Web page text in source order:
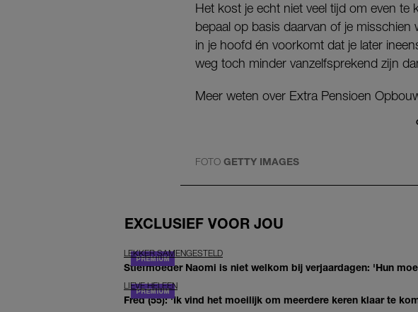
Het kost je echt niet veel tijd om even
bepaal op basis daarvan of je
in je hoofd én voorkomt dat je later
weg toch minder vanzelfsprekend zijn
Meer weten over Extra Pensioen
FOTO GETTY IMAGES
EXCLUSIEF VOOR JOU
LEKKER SAMENGESTELD
Stiefmoeder Naomi is niet welkom bij verjaardagen: 'Hun
LIEVE HELEEN
Fred (55): 'Ik vind het moeilijk om meerdere keren klaar te